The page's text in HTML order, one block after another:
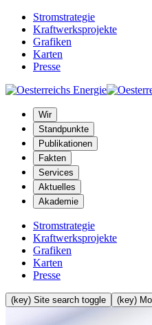
Stromstrategie
Kraftwerksprojekte
Grafiken
Karten
Presse
Wir
Standpunkte
Publikationen
Fakten
Services
Aktuelles
Akademie
Stromstrategie
Kraftwerksprojekte
Grafiken
Karten
Presse
(key) Site search toggle (key)